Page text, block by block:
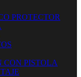
PROTECTOR
CON PISTOLA